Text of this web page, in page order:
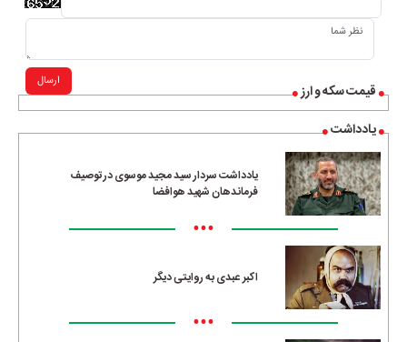
قیمت سکه و ارز
یادداشت
یادداشت سردار سید مجید موسوی در توصیف
فرماندهان شهید هوافضا
•••
اکبر عبدی به روایتی دیگر
•••
ارسال